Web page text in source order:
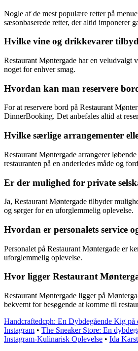
Nogle af de mest populære retter på
sæsonbaserede retter, der altid imponerer
Hvilke vine og drikkevarer
Restaurant Møntergade har en veludvalgt
noget for enhver smag.
Hvordan kan man reservere
For at reservere bord på Restaurant
DinnerBooking. Det anbefales altid at
Hvilke særlige arrangementer
Restaurant Møntergade arrangerer
restauranten på en anderledes måde og
Er der mulighed for private
Ja, Restaurant Møntergade tilbyder
og sørger for en uforglemmelig oplevelse.
Hvordan er personalets service
Personalet på Restaurant Møntergade er
uforglemmelig oplevelse.
Hvor ligger Restaurant
Restaurant Møntergade ligger på
bekvemt for besøgende at komme til
Handcraftedcph: En Dybdegående Kig på
Instagram • The Sneaker Store: En
Instagram-Kulinarisk Oplevelse • Ida